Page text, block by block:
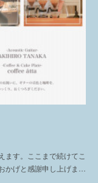
ます。ここまで続けてこ
かげと感謝申し上げま…